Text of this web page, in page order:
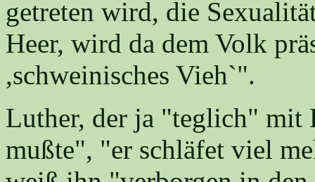
getreten wird, die
Heer, wird da dem Volk
,schweinisches Vieh`".
Luther, der ja "teglich" mit
mußte", "er schläfet viel